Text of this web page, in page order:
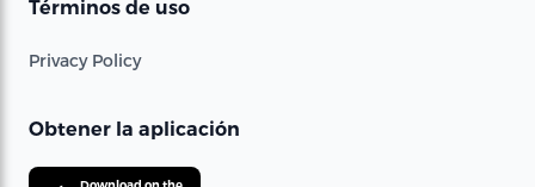
Términos de uso
Privacy Policy
Obtener la aplicación